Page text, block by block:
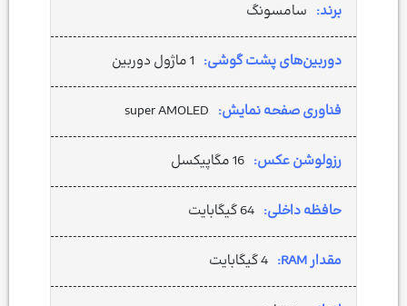
برند: سامسونگ
دوربین‌های پشت گوشی: 1 ماژول دوربین
فناوری صفحه نمایش: super AMOLED
رزولوشن عکس: 16 مگاپیکسل
حافظه داخلی: 64 گیگابایت
مقدار RAM: 4 گیگابایت